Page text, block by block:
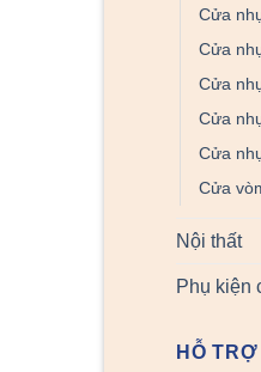
Cửa
Cửa
Cửa
Cửa
Cửa
Cửa
Nội thất
Phụ kiện
HỖ